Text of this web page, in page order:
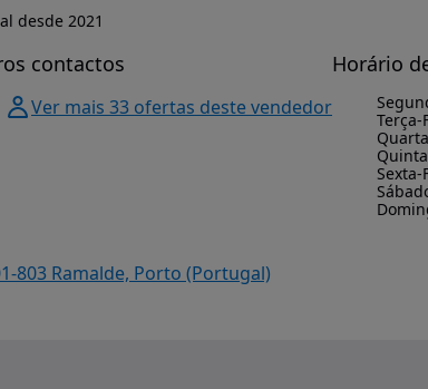
desde 2021
contactos
Ver mais 33 ofertas deste vendedor
Horário
Terça-
Sexta-
803 Ramalde, Porto (Portugal)